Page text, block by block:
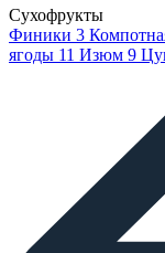
Сухофрукты
Финики 3
ягоды 11 Изюм 9